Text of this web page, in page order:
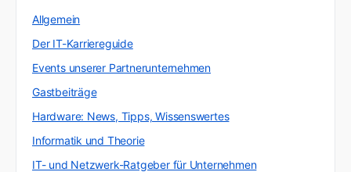
Allgemein
Der IT-Karriereguide
Events unserer Partnerunternehmen
Gastbeiträge
Hardware: News, Tipps, Wissenswertes
Informatik und Theorie
IT- und Netzwerk-Ratgeber für Unternehmen